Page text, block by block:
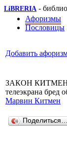
LiBRERIA -
Афоризмы
Пословицы
Добавить
ЗАКОН КИТМЕНА:
телеэкрана бред
Марвин Китмен
Поделиться…